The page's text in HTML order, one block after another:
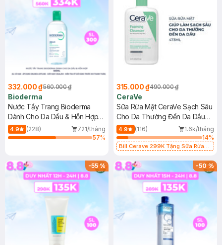
332.000 ₫560.000 ₫
Bioderma
Nước Tẩy Trang Bioderma
Dành Cho Da Dầu & Hỗn Hợp
500ml
4.9 (228)
721/tháng
57%
315.000 ₫490.000 ₫
CeraVe
Sữa Rửa Mặt CeraVe Sạch Sâu
Cho Da Thường Đến Da Dầu
473ml
4.9 (116)
1.6k/tháng
14%
Bill Cerave 299K Tặng Sữa Rửa
-55% -50%